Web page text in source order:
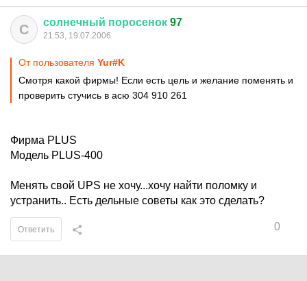
С солнечный поросенок 97
21:53, 19.07.2006
От пользователя Yur#K
Смотря какой фирмы! Если есть цель и желание поменять и
проверить стучись в асю 304 910 261
Фирма PLUS
Модель PLUS-400
Менять свой UPS не хочу...хочу найти поломку и
устранить.. Есть дельные советы как это сделать?
0
Ответить